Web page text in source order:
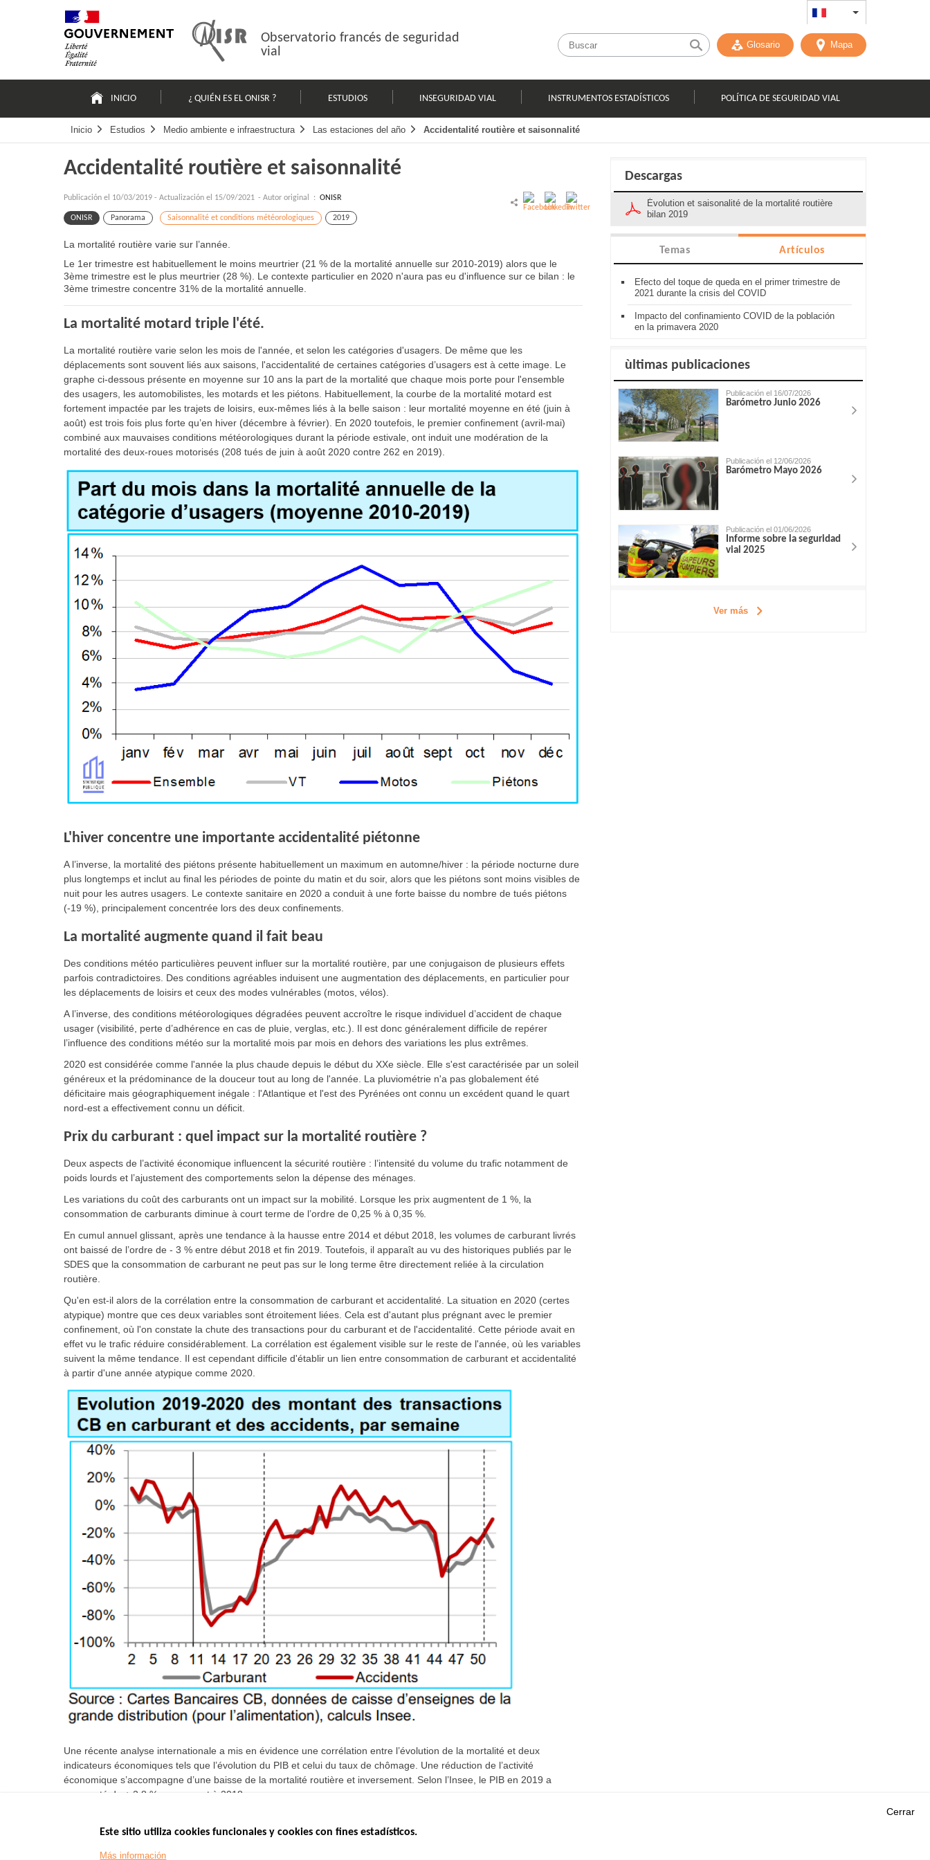
List additional
Observatorio francés de seguridad
vial
Glosario Mapa
principale
INICIO ¿ QUIÉN ES EL ONISR ? ESTUDIOS INSEGURIDAD VIAL INSTRUMENTOS ESTADÍSTICOS POLÍTICA DE SEGURIDAD VIAL
Inicio Estudios Medio ambiente e infraestructura Las estaciones del año Accidentalité routière et saisonnalité
Accidentalité routière et saisonnalité
Publicación el 10/03/2019 - Actualización el 15/09/2021 - Autor original : ONISR
ONISR Panorama Saisonnalité et conditions météorologiques 2019
La mortalité routière varie sur l’année.
Le 1er trimestre est habituellement le moins meurtrier (21 % de la mortalité annuelle sur 2010-2019) alors que le
3ème trimestre est le plus meurtrier (28 %). Le contexte particulier en 2020 n'aura pas eu d'influence sur ce bilan : le
3ème trimestre concentre 31% de la mortalité annuelle.
La mortalité motard triple l'été.
La mortalité routière varie selon les mois de l'année, et selon les catégories d'usagers. De même que les
déplacements sont souvent liés aux saisons, l'accidentalité de certaines catégories d’usagers est à cette image. Le
graphe ci-dessous présente en moyenne sur 10 ans la part de la mortalité que chaque mois porte pour l'ensemble
des usagers, les automobilistes, les motards et les piétons. Habituellement, la courbe de la mortalité motard est
fortement impactée par les trajets de loisirs, eux-mêmes liés à la belle saison : leur mortalité moyenne en été (juin à
août) est trois fois plus forte qu’en hiver (décembre à février). En 2020 toutefois, le premier confinement (avril-mai)
combiné aux mauvaises conditions météorologiques durant la période estivale, ont induit une modération de la
mortalité des deux-roues motorisés (208 tués de juin à août 2020 contre 262 en 2019).
L'hiver concentre une importante accidentalité piétonne
A l’inverse, la mortalité des piétons présente habituellement un maximum en automne/hiver : la période nocturne dure
plus longtemps et inclut au final les périodes de pointe du matin et du soir, alors que les piétons sont moins visibles de
nuit pour les autres usagers. Le contexte sanitaire en 2020 a conduit à une forte baisse du nombre de tués piétons
(-19 %), principalement concentrée lors des deux confinements.
La mortalité augmente quand il fait beau
Des conditions météo particulières peuvent influer sur la mortalité routière, par une conjugaison de plusieurs effets
parfois contradictoires. Des conditions agréables induisent une augmentation des déplacements, en particulier pour
les déplacements de loisirs et ceux des modes vulnérables (motos, vélos).
A l’inverse, des conditions météorologiques dégradées peuvent accroître le risque individuel d’accident de chaque
usager (visibilité, perte d’adhérence en cas de pluie, verglas, etc.). Il est donc généralement difficile de repérer
l’influence des conditions météo sur la mortalité mois par mois en dehors des variations les plus extrêmes.
2020 est considérée comme l'année la plus chaude depuis le début du XXe siècle. Elle s'est caractérisée par un soleil
généreux et la prédominance de la douceur tout au long de l'année. La pluviométrie n'a pas globalement été
déficitaire mais géographiquement inégale : l'Atlantique et l'est des Pyrénées ont connu un excédent quand le quart
nord-est a effectivement connu un déficit.
Prix du carburant : quel impact sur la mortalité routière ?
Deux aspects de l’activité économique influencent la sécurité routière : l’intensité du volume du trafic notamment de
poids lourds et l’ajustement des comportements selon la dépense des ménages.
Les variations du coût des carburants ont un impact sur la mobilité. Lorsque les prix augmentent de 1 %, la
consommation de carburants diminue à court terme de l’ordre de 0,25 % à 0,35 %.
En cumul annuel glissant, après une tendance à la hausse entre 2014 et début 2018, les volumes de carburant livrés
ont baissé de l’ordre de - 3 % entre début 2018 et fin 2019. Toutefois, il apparaît au vu des historiques publiés par le
SDES que la consommation de carburant ne peut pas sur le long terme être directement reliée à la circulation
routière.
Qu'en est-il alors de la corrélation entre la consommation de carburant et accidentalité. La situation en 2020 (certes
atypique) montre que ces deux variables sont étroitement liées. Cela est d'autant plus prégnant avec le premier
confinement, où l'on constate la chute des transactions pour du carburant et de l'accidentalité. Cette période avait en
effet vu le trafic réduire considérablement. La corrélation est également visible sur le reste de l'année, où les variables
suivent la même tendance. Il est cependant difficile d'établir un lien entre consommation de carburant et accidentalité
à partir d'une année atypique comme 2020.
Une récente analyse internationale a mis en évidence une corrélation entre l’évolution de la mortalité et deux
indicateurs économiques tels que l’évolution du PIB et celui du taux de chômage. Une réduction de l’activité
économique s’accompagne d’une baisse de la mortalité routière et inversement. Selon l’Insee, le PIB en 2019 a
augmenté de + 2,8 % par rapport à 2018.
Descargas
Évolution et saisonalité de la mortalité routière
bilan 2019
Temas Artículos
Efecto del toque de queda en el primer trimestre de
2021 durante la crisis del COVID
Impacto del confinamiento COVID de la población
en la primavera 2020
ùltimas publicaciones
Publicación el 16/07/2026
Barómetro Junio 2026
Publicación el 12/06/2026
Barómetro Mayo 2026
Publicación el 01/06/2026
Informe sobre la seguridad
vial 2025
Ver más
Cerrar
Este sitio utiliza cookies funcionales y cookies con fines estadísticos.
Más información